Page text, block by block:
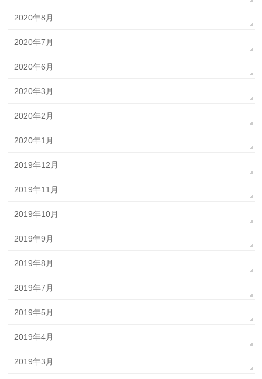
2020年8月
2020年7月
2020年6月
2020年3月
2020年2月
2020年1月
2019年12月
2019年11月
2019年10月
2019年9月
2019年8月
2019年7月
2019年5月
2019年4月
2019年3月